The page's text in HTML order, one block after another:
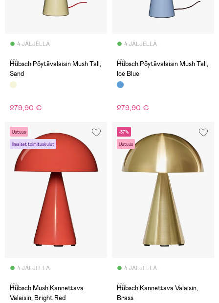
4 JÄLJELLÄ
(0)
Hübsch Pöytävalaisin Mush Tall,
Sand
279,90 €
4 JÄLJELLÄ
(0)
Hübsch Pöytävalaisin Mush Tall,
Ice Blue
279,90 €
Uutuus
Ilmaiset toimituskulut
4 JÄLJELLÄ
(0)
Hübsch Mush Kannettava
Valaisin, Bright Red
-37%
Uutuus
4 JÄLJELLÄ
(0)
Hübsch Kannettava Valaisin,
Brass